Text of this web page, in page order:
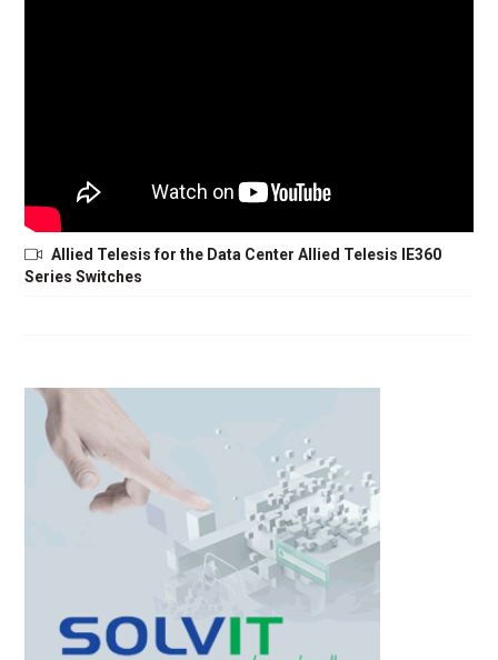
Allied Telesis for the Data Center Allied Telesis IE360
Series Switches